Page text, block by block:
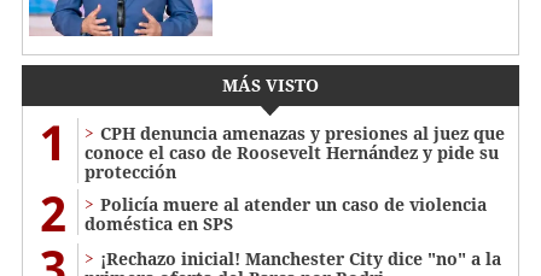
MÁS VISTO
1
CPH denuncia amenazas y presiones al juez que
conoce el caso de Roosevelt Hernández y pide su
protección
2
Policía muere al atender un caso de violencia
doméstica en SPS
¡Rechazo inicial! Manchester City dice "no" a la